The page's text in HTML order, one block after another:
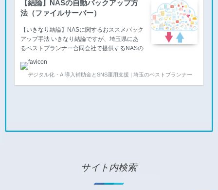
ら、そのアプリケーションを動かしている
『OS』のバックアップはされていますでしょ
うか？ 『Wi…
【結論】NASの自動バックアップ方
法（ファイルサーバー）
【いきなり結論】NASに関するおススメバック
アップ手法 いきなり結論ですが、埼玉県にあ
るベストプランナー合同会社で提供するNASの
れたデーターが、 NASの中で自動的に【世代
管理】がされていて、NASだけでほぼNASで復
旧ができるバックアップ機能を持ち合わせてい
クラウドが望ましい） NASやサーバー・パソ
デジタル化・AI導入補助金とSNS運用支援 | 埼玉のベストプランナー
サイト内検索